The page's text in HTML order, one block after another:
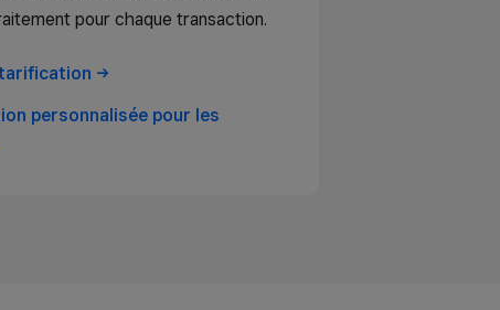
pour chaque transaction.
personnalisée pour les